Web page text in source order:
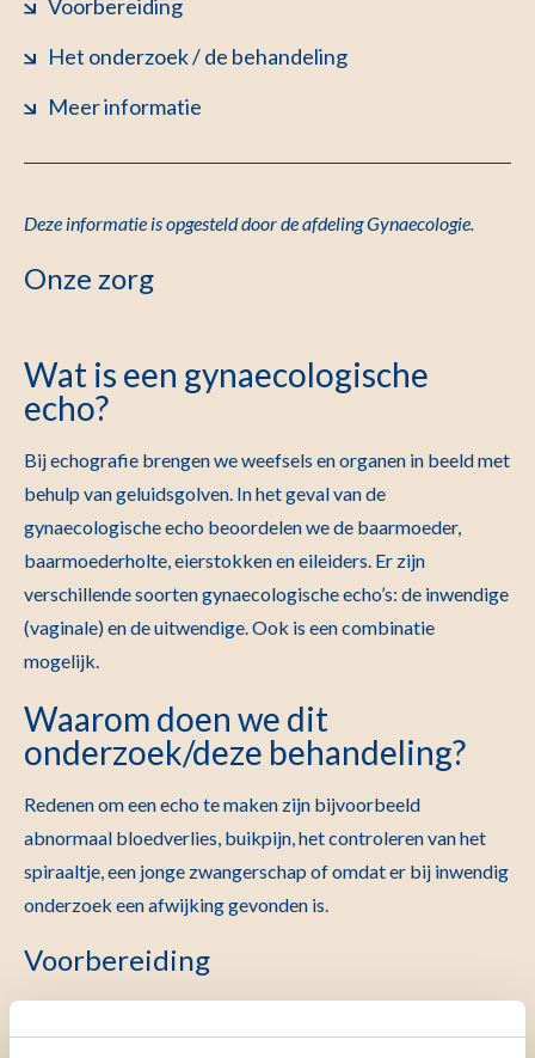
Voorbereiding
Het onderzoek / de behandeling
Meer informatie
Deze informatie is opgesteld doorde afdeling Gynaecologie.
Onze zorg
Wat is een gynaecologische
echo?
Bij echografie brengen we weefsels en organen in beeld met
behulp van geluidsgolven. In het geval van de
gynaecologische echo beoordelen we de baarmoeder,
baarmoederholte, eierstokken en eileiders. Er zijn
verschillende soorten gynaecologische echo’s: de inwendige
(vaginale) en de uitwendige. Ook is een combinatie
mogelijk.
Waarom doen we dit
onderzoek/deze behandeling?
Redenen om een echo te maken zijn bijvoorbeeld
abnormaal bloedverlies, buikpijn, het controleren van het
spiraaltje, een jonge zwangerschap of omdat er bij inwendig
onderzoek een afwijking gevonden is.
Voorbereiding